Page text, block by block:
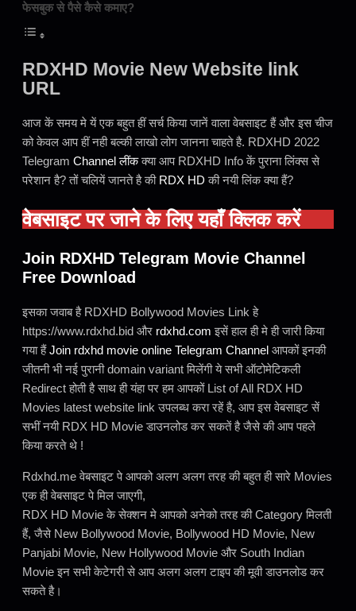
फेसबुक से पैसे कैसे कमाए?
RDXHD Movie New Website link
URL
आज कें समय मे यें एक बहुत हीं सर्च किया जानें वाला वेबसाइट हैं और इस चीज
को केवल आप हीं नही बल्की लाखो लोग जानना चाहते है. RDXHD 2022
Telegram Channel लींकक्या आप RDXHD Info कें पुराना लिंक्स से
परेशान है? तों चलियें जानते है की RDX HD की नयी लिंक क्या हैं?
वेबसाइट पर जाने के लिए यहाँ क्लिक करें
Join RDXHD Telegram Movie Channel
Free Download
इसका जवाब है RDXHD Bollywood Movies Link हे
https://www.rdxhd.bid और rdxhd.com इसें हाल ही मे ही जारी किया
गया हैंJoin rdxhd movie online Telegram Channel आपकों इनकी
जीतनी भी नई पुरानी domain variant मिलेंगी ये सभी ऑटोमेटिकली
Redirect होती है साथ ही यंहा पर हम आपकों List of All RDX HD
Movies latest website link उपलब्ध करा रहें है, आप इस वेबसाइट सें
सभीं नयी RDX HD Movie डाउनलोड कर सकतें है जैसे की आप पहले
किया करते थे !
Rdxhd.me वेबसाइट पे आपको अलग अलग तरह की बहुत ही सारे Movies
एक ही वेबसाइट पे मिल जाएगी,
RDX HD Movie के सेक्शन मे आपको अनेको तरह की Category मिलती
हैं, जैसे New Bollywood Movie, Bollywood HD Movie, New
Panjabi Movie, New Hollywood Movie और South Indian
Movie इन सभी केटेगरी से आप अलग अलग टाइप की मूवी डाउनलोड कर
सकते है।